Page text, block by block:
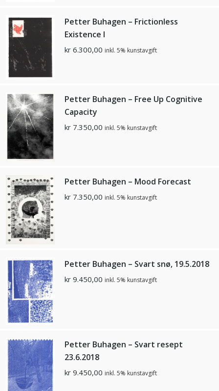
Petter Buhagen – Frictionless
Existence I
kr 6.300,00 inkl. 5% kunstavgift
Petter Buhagen – Free Up Cognitive
Capacity
kr 7.350,00 inkl. 5% kunstavgift
Petter Buhagen – Mood Forecast
kr 7.350,00 inkl. 5% kunstavgift
Petter Buhagen – Svart snø, 19.5.2018
kr 9.450,00 inkl. 5% kunstavgift
Petter Buhagen – Svart resept
23.6.2018
kr 9.450,00 inkl. 5% kunstavgift